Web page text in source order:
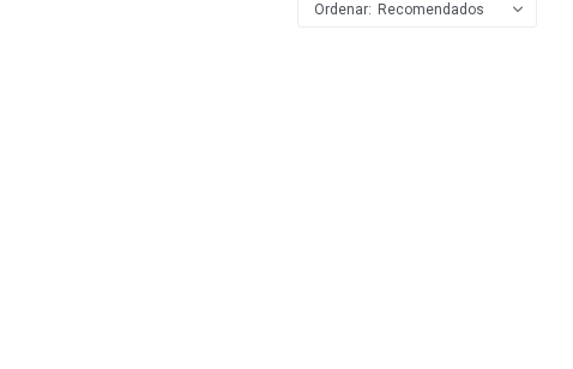
Recomendados